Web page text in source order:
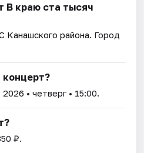
В краю ста тысяч
Канашского района. Город
концерт?
2026 • четверг • 15:00.
₽.